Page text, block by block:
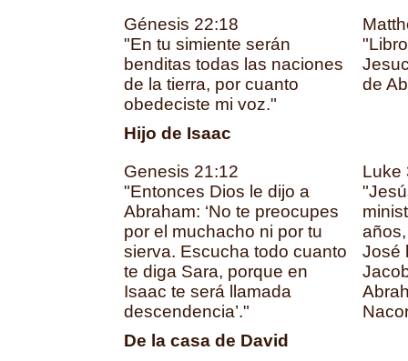
Génesis 22:18
"En tu simiente serán
benditas todas las naciones
de la tierra, por cuanto
obedeciste mi voz."
de
Hijo de Isaac
Genesis 21:12
"Entonces Dios le dijo a
Abraham: ‘No te preocupes
por el muchacho ni por tu
sierva. Escucha todo cuanto
te diga Sara, porque en
Isaac te será llamada
descendencia’."
Luke
José
De la casa de David